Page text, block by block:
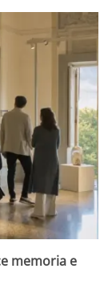
memoria e